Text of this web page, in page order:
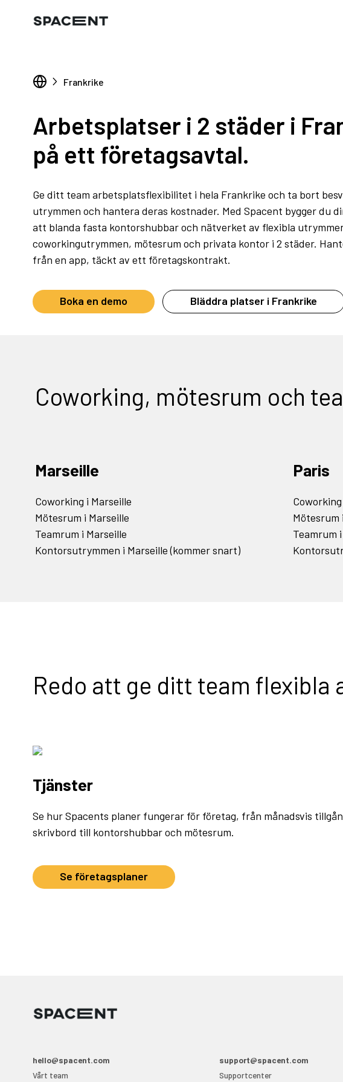
Frankrike
Arbetsplatser i 2 städer i
på ett företagsavtal.
Ge ditt team arbetsplatsflexibilitet i hela Frankrike och ta bort
utrymmen och hantera deras kostnader. Med Spacent bygger du
att blanda fasta kontorshubbar och nätverket av flexibla
coworkingutrymmen, mötesrum och privata kontor i 2 städer.
från en app, täckt av ett företagskontrakt.
Boka en demo Bläddra platser i Frankrike
Coworking, mötesrum och
Marseille
Coworking i Marseille
Mötesrum i Marseille
Teamrum i Marseille
Kontorsutrymmen i Marseille (kommer snart)
Paris
Mötesrum
Teamrum
Redo att ge ditt team flexibla
Tjänster
Se hur Spacents planer fungerar för företag, från månadsvis
skrivbord till kontorshubbar och mötesrum.
Se företagsplaner
hello@spacent.com
Vårt team
support@spacent.com
Supportcenter